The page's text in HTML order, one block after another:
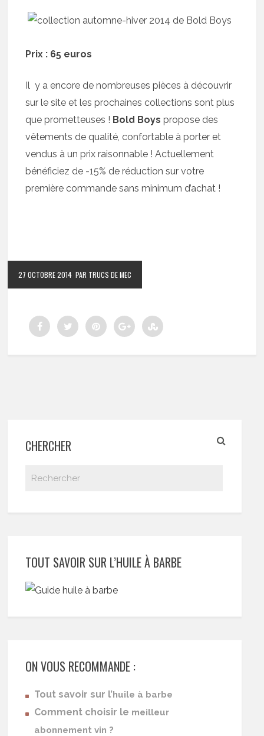
Prix : 65 euros
Il y a encore de nombreuses pièces à découvrir
sur le site et les prochaines collections sont plus
que prometteuses ! Bold Boys propose des
vêtements de qualité, confortable à porter et
vendus à un prix raisonnable ! Actuellement
bénéficiez de -15% de réduction sur votre
première commande sans minimum d’achat !
27 OCTOBRE 2014 PAR TRUCS DE MEC
CHERCHER
TOUT SAVOIR SUR L’HUILE À BARBE
ON VOUS RECOMMANDE :
Tout savoir sur l’huile à barbe
Comment choisir le meilleur
abonnement vin ?